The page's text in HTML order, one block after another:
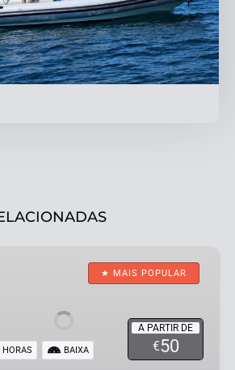
★ MAIS POPULAR
A PARTIR DE
€50
HORAS BAIXA